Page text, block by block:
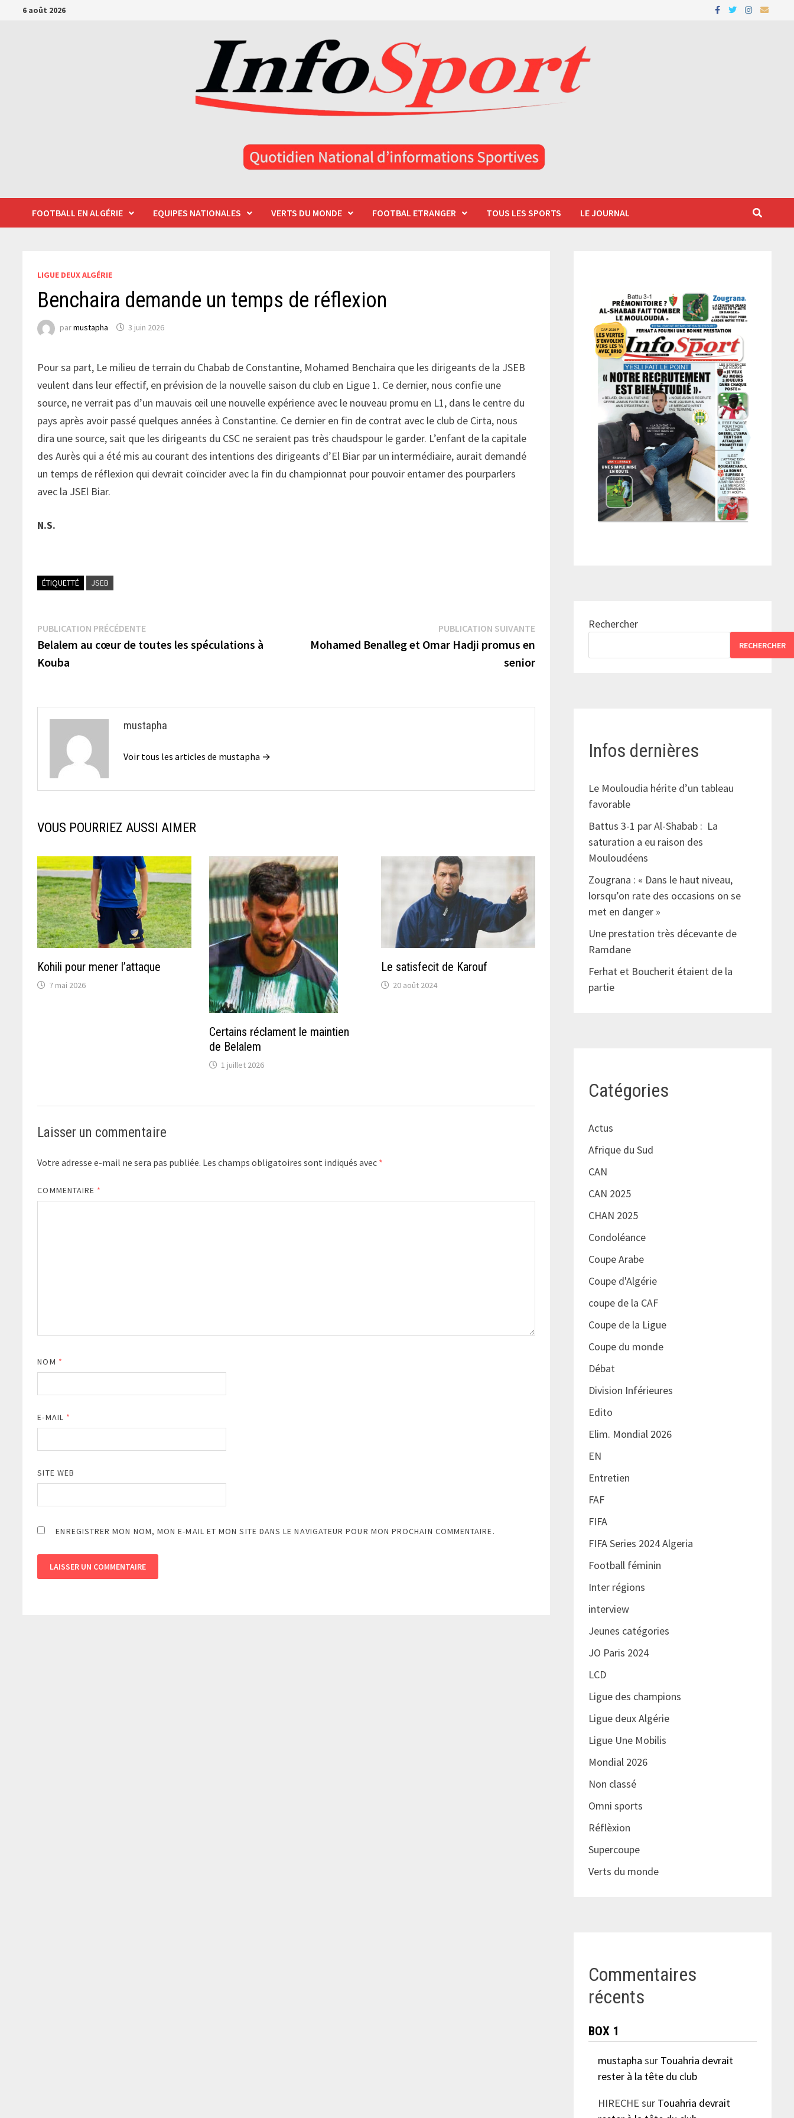
Passer6 août 2026
FOOTBALL EN ALGÉRIE EQUIPES NATIONALES VERTS DU MONDE FOOTBAL ETRANGER TOUS LES SPORTS LE JOURNAL
LIGUE DEUX ALGÉRIE
Benchaira demande un temps de réflexion
parmustapha 3 juin 2026
Pour sa part, Le milieu de terrain du Chabab de Constantine, Mohamed Benchaira que les dirigeants de la JSEB
veulent dans leur effectif, en prévision de la nouvelle saison du club en Ligue 1. Ce dernier, nous confie une
source, ne verrait pas d’un mauvais œil une nouvelle expérience avec le nouveau promu en L1, dans le centre du
pays après avoir passé quelques années à Constantine. Ce dernier en fin de contrat avec le club de Cirta, nous
dira une source, sait que les dirigeants du CSC ne seraient pas très chaudspour le garder. L’enfant de la capitale
des Aurès qui a été mis au courant des intentions des dirigeants d’El Biar par un intermédiaire, aurait demandé
un temps de réflexion qui devrait coïncider avec la fin du championnat pour pouvoir entamer des pourparlers
avec la JSEl Biar.
N.S.
ÉTIQUETTÉ JSEB
Navigation
de
PUBLICATION PRÉCÉDENTEPublication
précédente :
Belalem au cœur de toutes les spéculations à
Kouba
PUBLICATION SUIVANTEPublication
suivante :
Mohamed Benalleg et Omar Hadji promus en
senior
mustapha
Voir tous les articles de mustapha →
VOUS POURRIEZ AUSSI AIMER
Kohili pour mener l’attaque
7 mai 2026
Certains réclament le maintien
de Belalem
1 juillet 2026
Le satisfecit de Karouf
20 août 2024
Laisser un commentaire
Votre adresse e-mail ne sera pas publiée. Les champs obligatoires sont indiqués avec *
COMMENTAIRE *
NOM *
E-MAIL *
SITE WEB
ENREGISTRER MON NOM, MON E-MAIL ET MON SITE DANS LE NAVIGATEUR POUR MON PROCHAIN COMMENTAIRE.
Rechercher
RECHERCHER
Infos dernières
Le Mouloudia hérite d’un tableau
favorable
Battus 3-1 par Al-Shabab : La
saturation a eu raison des
Mouloudéens
Zougrana : « Dans le haut niveau,
lorsqu’on rate des occasions on se
met en danger »
Une prestation très décevante de
Ramdane
Ferhat et Boucherit étaient de la
partie
Catégories
Actus
Afrique du Sud
CAN
CAN 2025
CHAN 2025
Condoléance
Coupe Arabe
Coupe d'Algérie
coupe de la CAF
Coupe de la Ligue
Coupe du monde
Débat
Division Inférieures
Edito
Elim. Mondial 2026
EN
Entretien
FAF
FIFA
FIFA Series 2024 Algeria
Football féminin
Inter régions
interview
Jeunes catégories
JO Paris 2024
LCD
Ligue des champions
Ligue deux Algérie
Ligue Une Mobilis
Mondial 2026
Non classé
Omni sports
Réflèxion
Supercoupe
Verts du monde
Commentaires
récents
BOX 1
mustapha sur Touahria devrait
rester à la tête du club
HIRECHE sur Touahria devrait